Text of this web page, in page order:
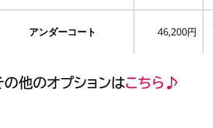
アンダーコート 46,200円